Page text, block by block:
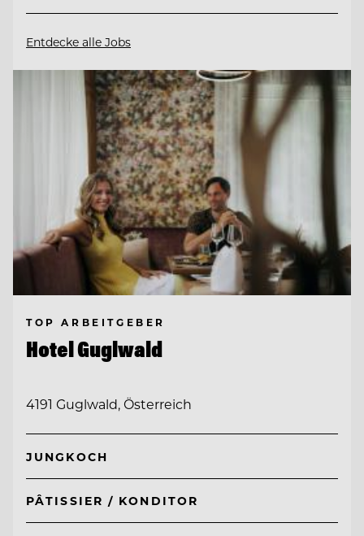
Entdecke alle Jobs
TOP ARBEITGEBER
Hotel Guglwald
4191 Guglwald, Österreich
JUNGKOCH
PÂTISSIER / KONDITOR